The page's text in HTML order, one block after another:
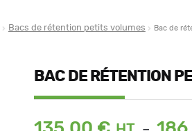
Bacs de rétention petits volumes
Bac de
BAC DE RÉTENTION